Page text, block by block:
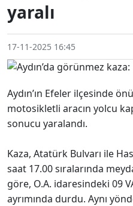
yaralı
17-11-2025 16:45
Aydın’ın Efeler ilçesinde
motosikletli aracın yolcu
sonucu yaralandı.
Kaza, Atatürk Bulvarı ile
saat 17.00 sıralarında
göre, O.A. idaresindeki 09
ayrımında durdu. Aynı